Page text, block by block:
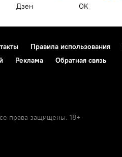
Дзен OK
Правила использования
Реклама Обратная связь
права защищены. 18+